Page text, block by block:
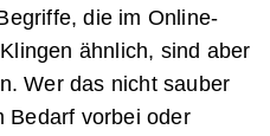
die im Online-
ähnlich, sind aber
Wer das nicht sauber
Bedarf vorbei oder